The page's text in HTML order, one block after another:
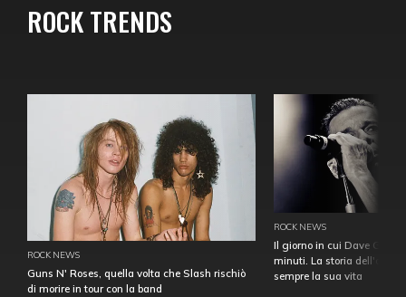
ROCK TRENDS
ROCK NEWS
Guns N' Roses, quella volta che Slash rischiò
di morire in tour con la band
ROCK NEWS
Il giorno in cui Dave
minuti. La storia
sempre la sua vita